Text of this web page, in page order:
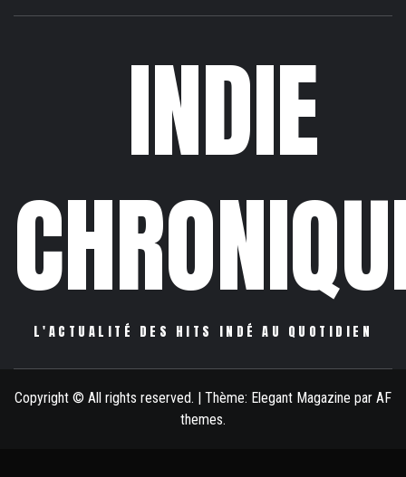
INDIE
L'ACTUALITÉ DES HITS INDÉ AU QUOTIDIEN
Copyright © All rights reserved. | Thème: Elegant Magazine par AF
themes.